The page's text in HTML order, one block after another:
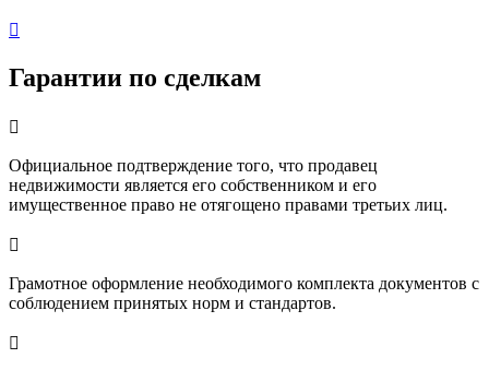

Гарантии по сделкам

Официальное подтверждение того, что продавец
недвижимости является его собственником и его
имущественное право не отягощено правами третьих лиц.

Грамотное оформление необходимого комплекта документов с
соблюдением принятых норм и стандартов.
